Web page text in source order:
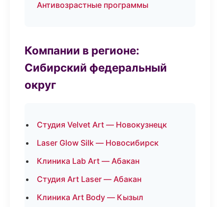
Антивозрастные программы
Компании в регионе:
Сибирский федеральный
округ
Студия Velvet Art — Новокузнецк
Laser Glow Silk — Новосибирск
Клиника Lab Art — Абакан
Студия Art Laser — Абакан
Клиника Art Body — Кызыл